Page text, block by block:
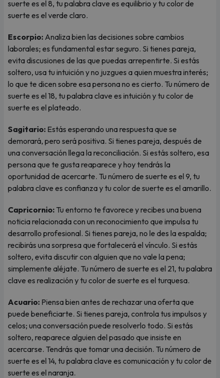
suerte es el 8, tu palabra clave es equilibrio y tu color de
suerte es el verde claro.
Escorpio: Analiza bien las decisiones sobre cambios
laborales; es fundamental estar seguro. Si tienes pareja,
evita discusiones de las que puedas arrepentirte. Si estás
soltero, usa tu intuición y no juzgues a quien muestra interés;
lo que te dicen sobre esa persona no es cierto. Tu número de
suerte es el 18, tu palabra clave es intuición y tu color de
suerte es el plateado.
Sagitario: Estás esperando una respuesta que se
demorará, pero será positiva. Si tienes pareja, después de
una conversación llega la reconciliación. Si estás soltero, esa
persona que te gusta reaparece y hoy tendrás la
oportunidad de acercarte. Tu número de suerte es el 9, tu
palabra clave es confianza y tu color de suerte es el amarillo.
Capricornio: Tu entorno te favorece y recibes una buena
noticia relacionada con un reconocimiento que impulsa tu
desarrollo profesional. Si tienes pareja, no le des la espalda;
recibirás una sorpresa que fortalecerá el vínculo. Si estás
soltero, evita discutir con alguien que no vale la pena;
simplemente aléjate. Tu número de suerte es el 21, tu palabra
clave es realización y tu color de suerte es el turquesa.
Acuario: Piensa bien antes de rechazar una oferta que
puede beneficiarte. Si tienes pareja, controla tus impulsos y
celos; una conversación puede resolverlo todo. Si estás
soltero, reaparece alguien del pasado que insiste en
acercarse. Tendrás que tomar una decisión. Tu número de
suerte es el 14, tu palabra clave es comunicación y tu color de
suerte es el naranja.